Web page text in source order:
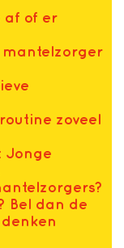
af of er
mantelzorger
zoveel
Jonge
Bel dan de